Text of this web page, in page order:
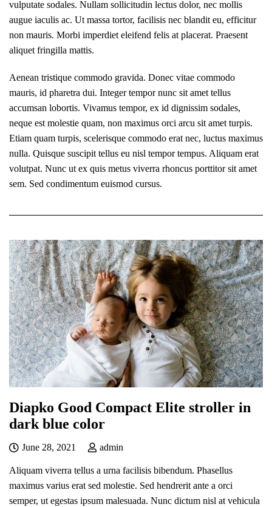
vulputate sodales. Nullam sollicitudin lectus dolor, nec mollis
augue iaculis ac. Ut massa tortor, facilisis nec blandit eu, efficitur
non mauris. Morbi imperdiet eleifend felis at placerat. Praesent
aliquet fringilla mattis.
Aenean tristique commodo gravida. Donec vitae commodo
mauris, id pharetra dui. Integer tempor nunc sit amet tellus
accumsan lobortis. Vivamus tempor, ex id dignissim sodales,
neque est molestie quam, non maximus orci arcu sit amet turpis.
Etiam quam turpis, scelerisque commodo erat nec, luctus maximus
nulla. Quisque suscipit tellus eu nisl tempor tempus. Aliquam erat
volutpat. Nunc ut ex quis metus viverra rhoncus porttitor sit amet
sem. Sed condimentum euismod cursus.
Diapko Good Compact Elite stroller in
dark blue color
June 28, 2021 admin
Aliquam viverra tellus a urna facilisis bibendum. Phasellus
maximus varius erat sed molestie. Sed hendrerit ante a orci
semper, ut egestas ipsum malesuada. Nunc dictum nisl at vehicula